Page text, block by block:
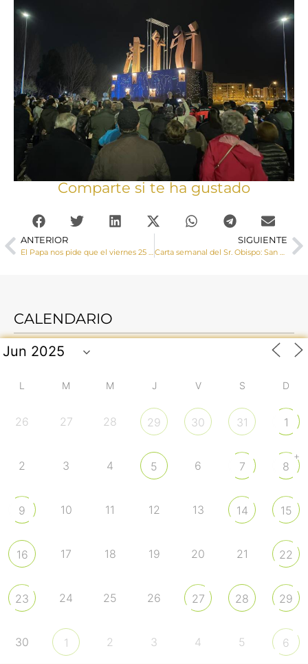
Comparte si te ha gustado
ANTERIOR
El Papa nos pide que el viernes 25 de marzo nos unamos en oración por la paz en Ucrania
SIGUIENTE
Carta semanal del Sr. Obispo: San José
CALENDARIO
L M M J V S D
26 27 28 29 30 31 1
2 3 4 5 6 7 8
+
9 10 11 12 13 14 15
16 17 18 19 20 21 22
23 24 25 26 27 28 29
30 1 2 3 4 5 6